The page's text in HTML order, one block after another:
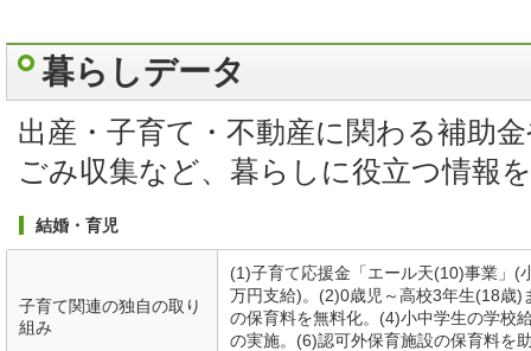
暮らしデータ
出産・子育て・不動産に関わる補助
ごみ収集など、暮らしに役立つ情報
結婚・育児
子育て関連の独自の取り
組み
(1)子育て応援金「エール天(10)事業」(
万円支給)。(2)0歳児～高校3年生(18歳
の保育料を無料化。(4)小中学生の学校
の実施。(6)認可外保育施設の保育料を